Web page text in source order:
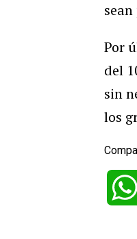
Por
del
sin
los